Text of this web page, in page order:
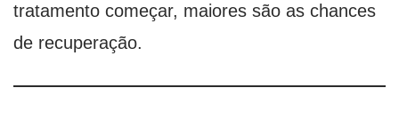
tratamento começar, maiores são as chances
de recuperação.